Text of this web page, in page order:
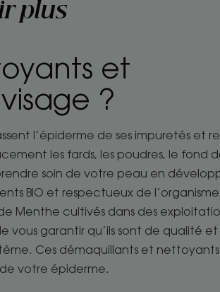
plus
et
?
l’épiderme de ses impuretés et
les fards, les poudres, le fond
soin de votre peau en
BIO et respectueux de
Menthe cultivés dans des
vous garantir qu’ils sont de qualité
Ces démaquillants et
votre épiderme.